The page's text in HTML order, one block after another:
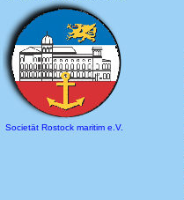
Societät Rostock maritim e.V.